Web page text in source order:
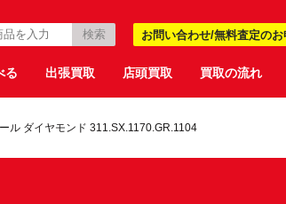
お問い合わせ/無料査定の
る 出張買取 店頭買取 買取の流れ
ル ダイヤモンド 311.SX.1170.GR.1104